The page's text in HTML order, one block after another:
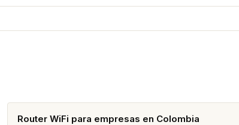
Router WiFi para empresas en Colombia